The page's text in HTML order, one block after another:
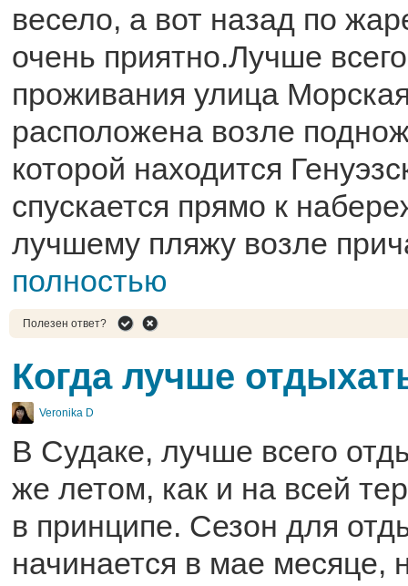
весело, а вот назад по
очень приятно.Лучше
проживания улица
расположена возле
которой находится
спускается прямо к
лучшему пляжу возле
полностью
Полезен ответ?
Когда лучше
Veronika D
В Судаке, лучше всего
же летом, как и на всей
в принципе. Сезон для
начинается в мае месяце,